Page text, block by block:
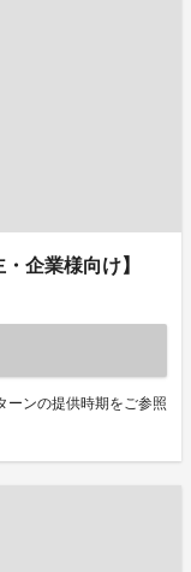
企業様向け】
ーンの提供時期をご参照